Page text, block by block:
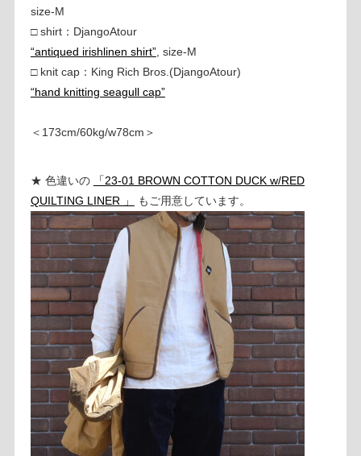
size-M
□ shirt：DjangoAtour
“antiqued irishlinen shirt”, size-M
□ knit cap：King Rich Bros.(DjangoAtour)
“hand knitting seagull cap”
＜173cm/60kg/w78cm＞
★ 色違いの
「23-01 BROWN COTTON DUCK w/RED
QUILTING LINER 」
もご用意しています。